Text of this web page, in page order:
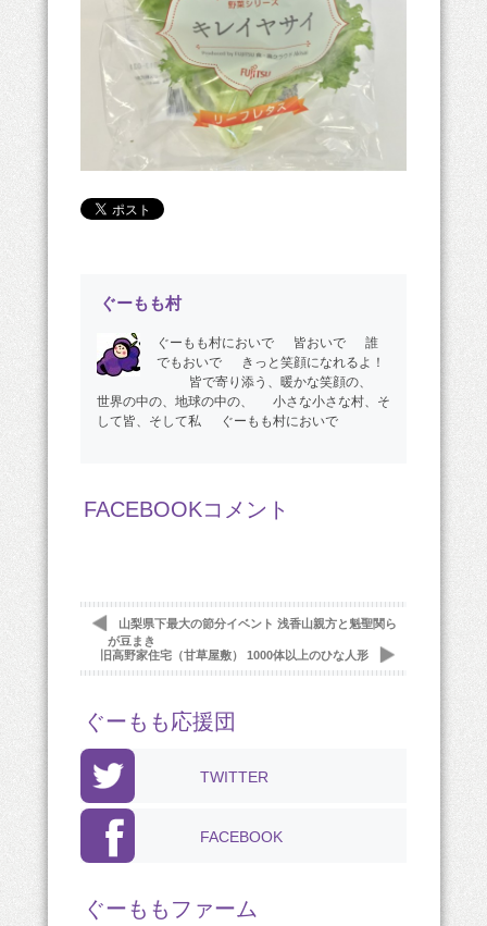
ぐーもも村
ぐーもも村においで 皆おいで 誰
でもおいで きっと笑顔になれるよ！
皆で寄り添う、暖かな笑顔の、
世界の中の、地球の中の、 小さな小さな村、そ
して皆、そして私 ぐーもも村においで
FACEBOOKコメント
山梨県下最大の節分イベント 浅香山親方と魁聖関ら
が豆まき
旧高野家住宅（甘草屋敷） 1000体以上のひな人形
ぐーもも応援団
TWITTER
FACEBOOK
ぐーももファーム